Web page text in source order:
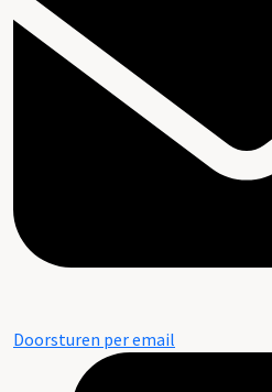
Doorsturen per email